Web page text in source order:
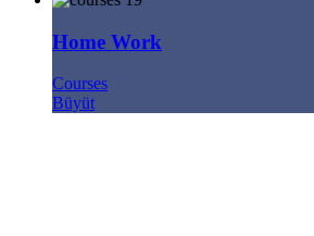
Home Work
Courses
Büyüt